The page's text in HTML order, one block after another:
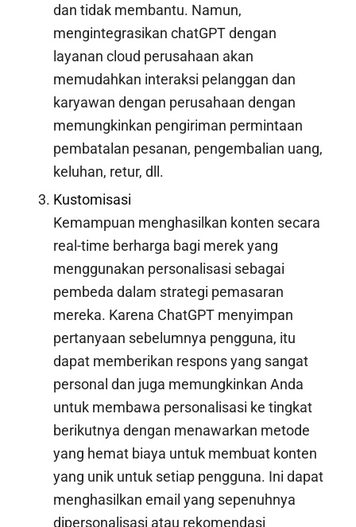
dan tidak membantu. Namun,
mengintegrasikan chatGPT dengan
layanan cloud perusahaan akan
memudahkan interaksi pelanggan dan
karyawan dengan perusahaan dengan
memungkinkan pengiriman permintaan
pembatalan pesanan, pengembalian uang,
keluhan, retur, dll.
Kustomisasi
Kemampuan menghasilkan konten secara
real-time berharga bagi merek yang
menggunakan personalisasi sebagai
pembeda dalam strategi pemasaran
mereka. Karena ChatGPT menyimpan
pertanyaan sebelumnya pengguna, itu
dapat memberikan respons yang sangat
personal dan juga memungkinkan Anda
untuk membawa personalisasi ke tingkat
berikutnya dengan menawarkan metode
yang hemat biaya untuk membuat konten
yang unik untuk setiap pengguna. Ini dapat
menghasilkan email yang sepenuhnya
dipersonalisasi atau rekomendasi